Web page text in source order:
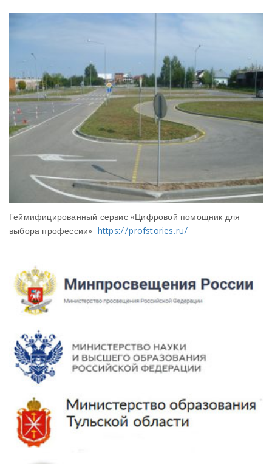
Геймифицированный сервис «Цифровой помощник для
выбора профессии» https://profstories.ru/